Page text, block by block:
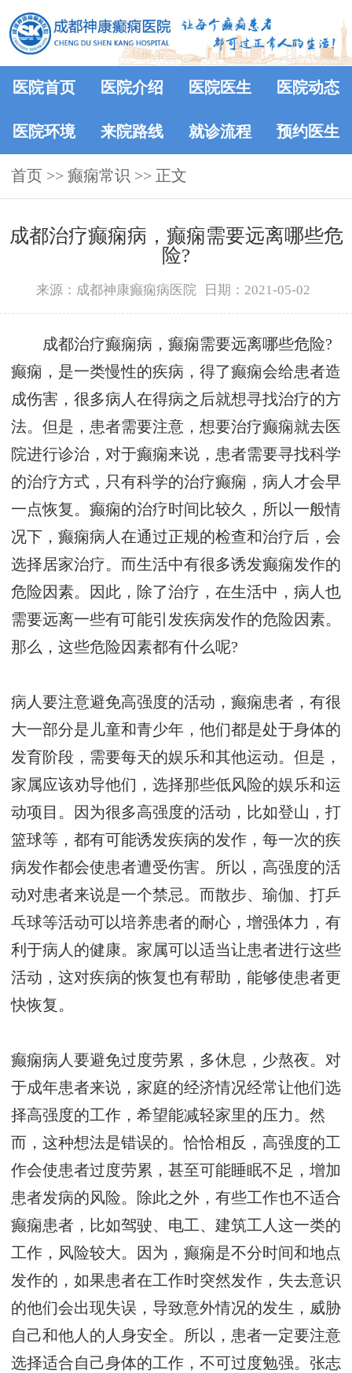
医院首页 医院介绍 医院医生 医院动态
医院环境 来院路线 就诊流程 预约医生
首页 >> 癫痫常识 >> 正文
成都治疗癫痫病，癫痫需要远离哪些危
险?
来源：成都神康癫痫病医院 日期：2021-05-02
成都治疗癫痫病，癫痫需要远离哪些危险?
癫痫，是一类慢性的疾病，得了癫痫会给患者造
成伤害，很多病人在得病之后就想寻找治疗的方
法。但是，患者需要注意，想要治疗癫痫就去医
院进行诊治，对于癫痫来说，患者需要寻找科学
的治疗方式，只有科学的治疗癫痫，病人才会早
一点恢复。癫痫的治疗时间比较久，所以一般情
况下，癫痫病人在通过正规的检查和治疗后，会
选择居家治疗。而生活中有很多诱发癫痫发作的
危险因素。因此，除了治疗，在生活中，病人也
需要远离一些有可能引发疾病发作的危险因素。
那么，这些危险因素都有什么呢?
病人要注意避免高强度的活动，癫痫患者，有很
大一部分是儿童和青少年，他们都是处于身体的
发育阶段，需要每天的娱乐和其他运动。但是，
家属应该劝导他们，选择那些低风险的娱乐和运
动项目。因为很多高强度的活动，比如登山，打
篮球等，都有可能诱发疾病的发作，每一次的疾
病发作都会使患者遭受伤害。所以，高强度的活
动对患者来说是一个禁忌。而散步、瑜伽、打乒
乓球等活动可以培养患者的耐心，增强体力，有
利于病人的健康。家属可以适当让患者进行这些
活动，这对疾病的恢复也有帮助，能够使患者更
快恢复。
癫痫病人要避免过度劳累，多休息，少熬夜。对
于成年患者来说，家庭的经济情况经常让他们选
择高强度的工作，希望能减轻家里的压力。然
而，这种想法是错误的。恰恰相反，高强度的工
作会使患者过度劳累，甚至可能睡眠不足，增加
患者发病的风险。除此之外，有些工作也不适合
癫痫患者，比如驾驶、电工、建筑工人这一类的
工作，风险较大。因为，癫痫是不分时间和地点
发作的，如果患者在工作时突然发作，失去意识
的他们会出现失误，导致意外情况的发生，威胁
自己和他人的人身安全。所以，患者一定要注意
选择适合自己身体的工作，不可过度勉强。 张志